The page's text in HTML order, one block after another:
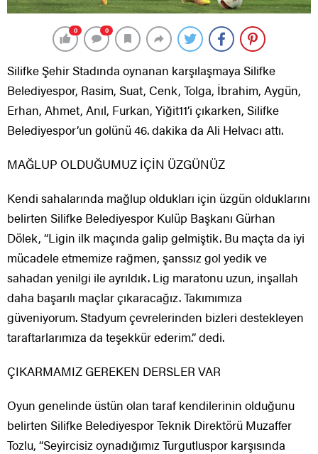
0 0
Silifke Şehir Stadında oynanan karşılaşmaya Silifke
Belediyespor, Rasim, Suat, Cenk, Tolga, İbrahim, Aygün,
Erhan, Ahmet, Anıl, Furkan, Yiğit11’i çıkarken, Silifke
Belediyespor’un golünü 46. dakika da Ali Helvacı attı.
MAĞLUP OLDUĞUMUZ İÇİN ÜZGÜNÜZ
Kendi sahalarında mağlup oldukları için üzgün olduklarını
belirten Silifke Belediyespor Kulüp Başkanı Gürhan
Dölek, “Ligin ilk maçında galip gelmiştik. Bu maçta da iyi
mücadele etmemize rağmen, şanssız gol yedik ve
sahadan yenilgi ile ayrıldık. Lig maratonu uzun, inşallah
daha başarılı maçlar çıkaracağız. Takımımıza
güveniyorum. Stadyum çevrelerinden bizleri destekleyen
taraftarlarımıza da teşekkür ederim.” dedi.
ÇIKARMAMIZ GEREKEN DERSLER VAR
Oyun genelinde üstün olan taraf kendilerinin olduğunu
belirten Silifke Belediyespor Teknik Direktörü Muzaffer
Tozlu, “Seyircisiz oynadığımız Turgutluspor karşısında